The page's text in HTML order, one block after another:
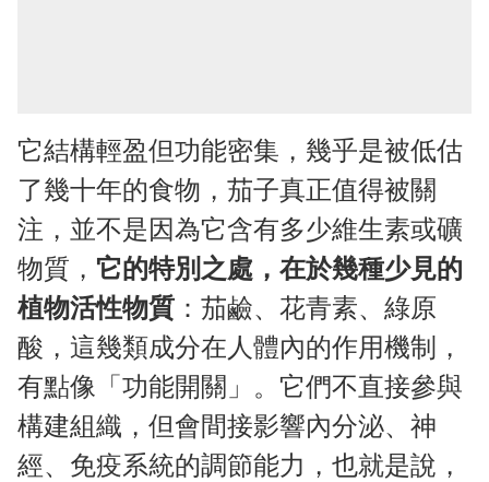
它結構輕盈但功能密集，幾乎是被低估
了幾十年的食物，茄子真正值得被關
注，並不是因為它含有多少維生素或礦
物質， 它的特別之處，在於幾種少見的
植物活性物質 ：茄鹼、花青素、綠原
酸，這幾類成分在人體內的作用機制，
有點像「功能開關」。它們不直接參與
構建組織，但會間接影響內分泌、神
經、免疫系統的調節能力，也就是說，